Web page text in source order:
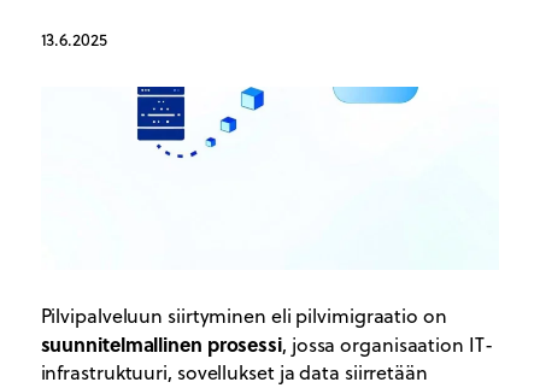
13.6.2025
Pilvipalveluun siirtyminen eli pilvimigraatio on
suunnitelmallinen prosessi, jossa organisaation IT-
infrastruktuuri, sovellukset ja data siirretään